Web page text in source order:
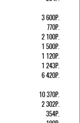
3 600Р.
770Р.
2 100Р.
1 500Р.
1 120Р.
1 243Р.
6 420Р.
10 370Р.
2 302Р.
354Р.